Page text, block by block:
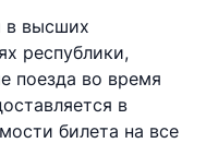
в высших
республики,
поезда во время
в
билета на все